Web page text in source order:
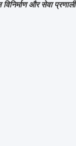
और सेवा